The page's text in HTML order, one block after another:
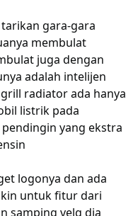
gara-gara
membulat
juga dengan
adalah intelijen
radiator ada hanya
listrik pada
yang ekstra
logonya dan ada
untuk fitur dari
samping velg dia